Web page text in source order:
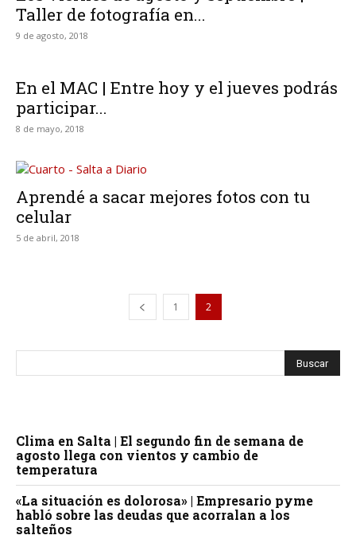
Taller de fotografía en...
9 de agosto, 2018
En el MAC | Entre hoy y el jueves podrás
participar...
8 de mayo, 2018
Aprendé a sacar mejores fotos con tu
celular
5 de abril, 2018
1 2
Clima en Salta | El segundo fin de semana de
agosto llega con vientos y cambio de
temperatura
«La situación es dolorosa» | Empresario pyme
habló sobre las deudas que acorralan a los
salteños